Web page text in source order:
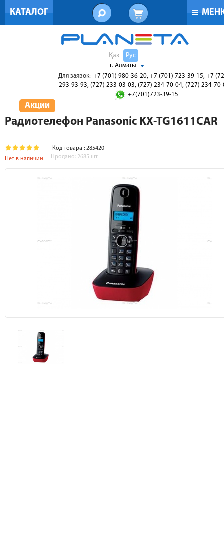
КАТАЛОГ
Қаз Рус
г. Алматы
Для заявок: +7 (701) 980-36-20, +7 (701) 723-39-15, +7
293-93-93, (727) 233-03-03, (727) 234-70-04, (727) 234-
+7(701)723-39-15
Акции
Радиотелефон Panasonic KX-TG1611CAR
Код товара : 285420
Нет в наличии
Продано: 2685 шт